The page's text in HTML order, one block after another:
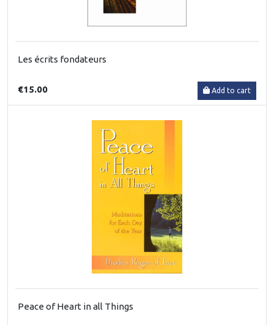
Les écrits fondateurs
€15.00 Add to cart
Peace of Heart in all Things